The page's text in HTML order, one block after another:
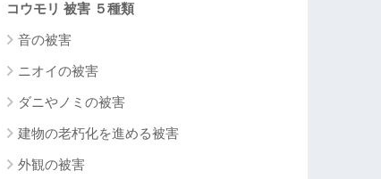
コウモリ 被害 ５種類
音の被害
ニオイの被害
ダニやノミの被害
建物の老朽化を進める被害
外観の被害